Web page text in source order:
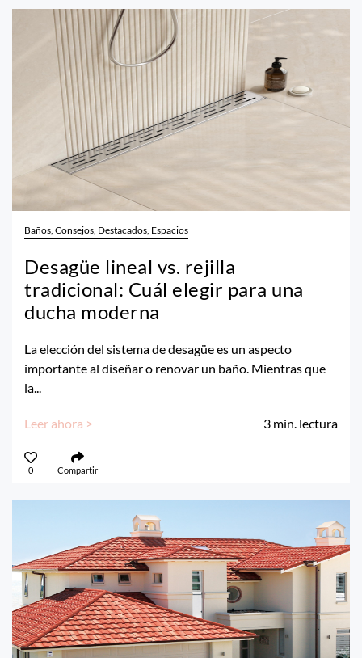
Baños, Consejos, Destacados, Espacios
Desagüe lineal vs. rejilla
tradicional: Cuál elegir para una
ducha moderna
La elección del sistema de desagüe es un aspecto
importante al diseñar o renovar un baño. Mientras que
la...
Leer ahora > 3 min. lectura
0 Compartir